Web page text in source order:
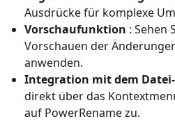
Ausdrücke für komplexe
Vorschaufunktion : Sehen
Vorschauen der
anwenden.
Integration mit dem
direkt über das
auf PowerRename zu.